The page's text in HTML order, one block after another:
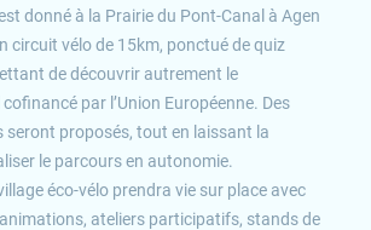
donné à la Prairie du Pont-Canal à Agen
circuit vélo de 15km, ponctué de quiz
de découvrir autrement le
par l’Union Européenne. Des
seront proposés, tout en laissant la
le parcours en autonomie.
éco-vélo prendra vie sur place avec
ateliers participatifs, stands de